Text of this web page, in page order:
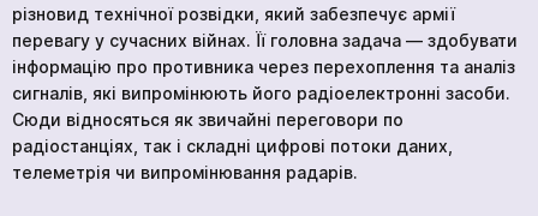
різновид технічної розвідки, який забезпечує армії
перевагу у сучасних війнах. Її головна задача — здобувати
інформацію про противника через перехоплення та аналіз
сигналів, які випромінюють його радіоелектронні засоби.
Сюди відносяться як звичайні переговори по
радіостанціях, так і складні цифрові потоки даних,
телеметрія чи випромінювання радарів.